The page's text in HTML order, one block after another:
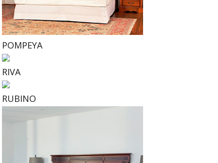
POMPEYA
RIVA
RUBINO